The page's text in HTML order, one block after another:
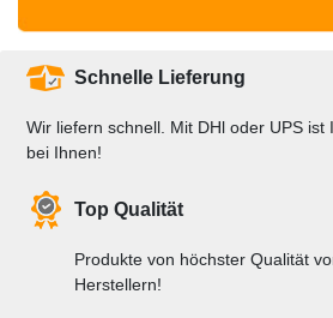
Schnelle Lieferung
Wir liefern schnell. Mit DHl oder UPS ist
bei Ihnen!
Top Qualität
Produkte von höchster Qualität
Herstellern!